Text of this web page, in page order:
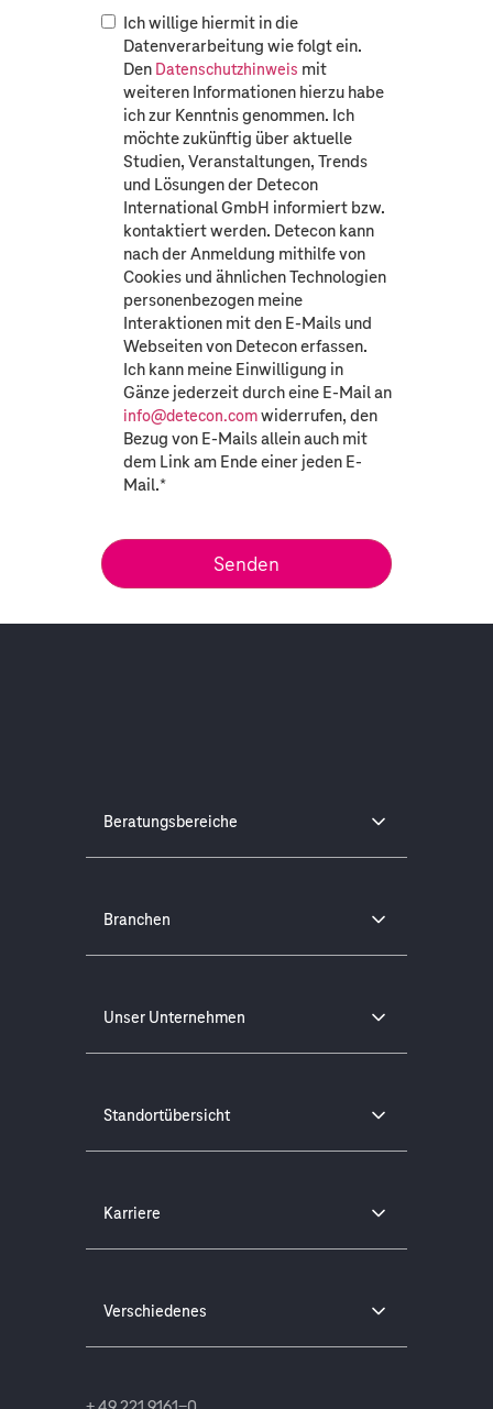
Ich willige hiermit in die
Datenverarbeitung wie folgt ein.
Den Datenschutzhinweis mit
weiteren Informationen hierzu habe
ich zur Kenntnis genommen. Ich
möchte zukünftig über aktuelle
Studien, Veranstaltungen, Trends
und Lösungen der Detecon
International GmbH informiert bzw.
kontaktiert werden. Detecon kann
nach der Anmeldung mithilfe von
Cookies und ähnlichen Technologien
personenbezogen meine
Interaktionen mit den E-Mails und
Webseiten von Detecon erfassen.
Ich kann meine Einwilligung in
Gänze jederzeit durch eine E-Mail an
info@detecon.comwiderrufen, den
Bezug von E-Mails allein auch mit
dem Link am Ende einer jeden E-
Mail.*
Beratungsbereiche
Branchen
Unser Unternehmen
Standortübersicht
Karriere
Verschiedenes